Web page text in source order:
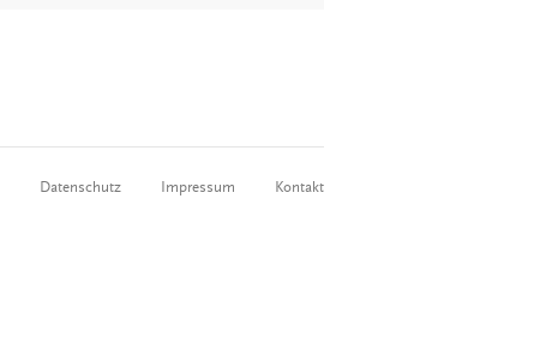
Datenschutz Impressum Kontakt